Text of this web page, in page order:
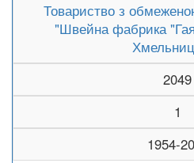
Товариство з
"Швейна фабрика
2049
1
1954-